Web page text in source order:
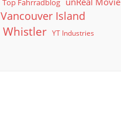
Top Fahrradblog
Vancouver Island
Whistler YT Industries